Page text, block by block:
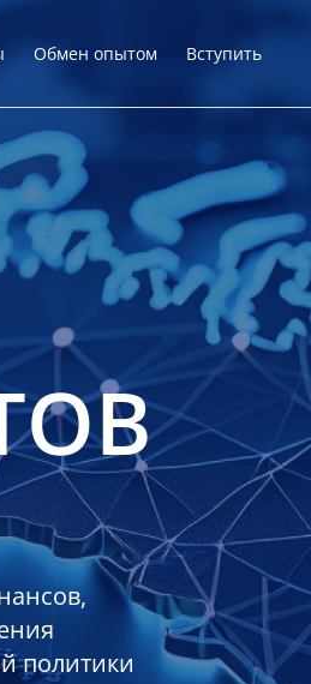
Обмен опытом Вступить
политики